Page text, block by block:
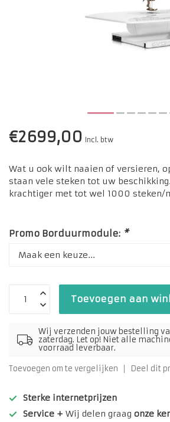
€2699,00 Incl. btw
Wat u ook wilt naaien of versieren,
staan vele steken tot uw
krachtiger met tot wel 1000 steken/
Promo Borduurmodule: *
Toevoegen aan
Wij verzenden jouw bestelling
zaterdag. Let op! Niet alle
voorraad leverbaar.
Toevoegen om te vergelijken Deel dit
Sterke internetprijzen
Service + Wij delen graag onze